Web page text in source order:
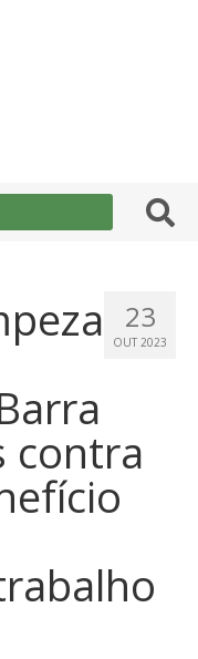
23
OUT 2023
contra